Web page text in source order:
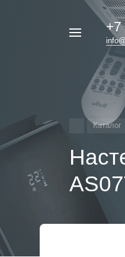
+7
Каталог